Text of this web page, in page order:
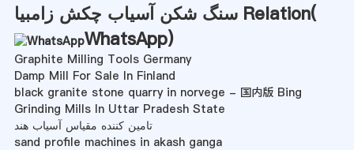
سنگ شکن آسیاب چکش زامبیا Relation(
WhatsApp)
Graphite Milling Tools Germany
Damp Mill For Sale In Finland
black granite stone quarry in norvege - 国内版 Bing
Grinding Mills In Uttar Pradesh State
تامین کننده مقیاس آسیاب هند
sand profile machines in akash ganga